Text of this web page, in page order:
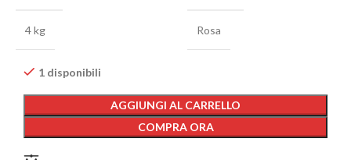
4 kg Rosa
1 disponibili
AGGIUNGI AL CARRELLO
COMPRA ORA